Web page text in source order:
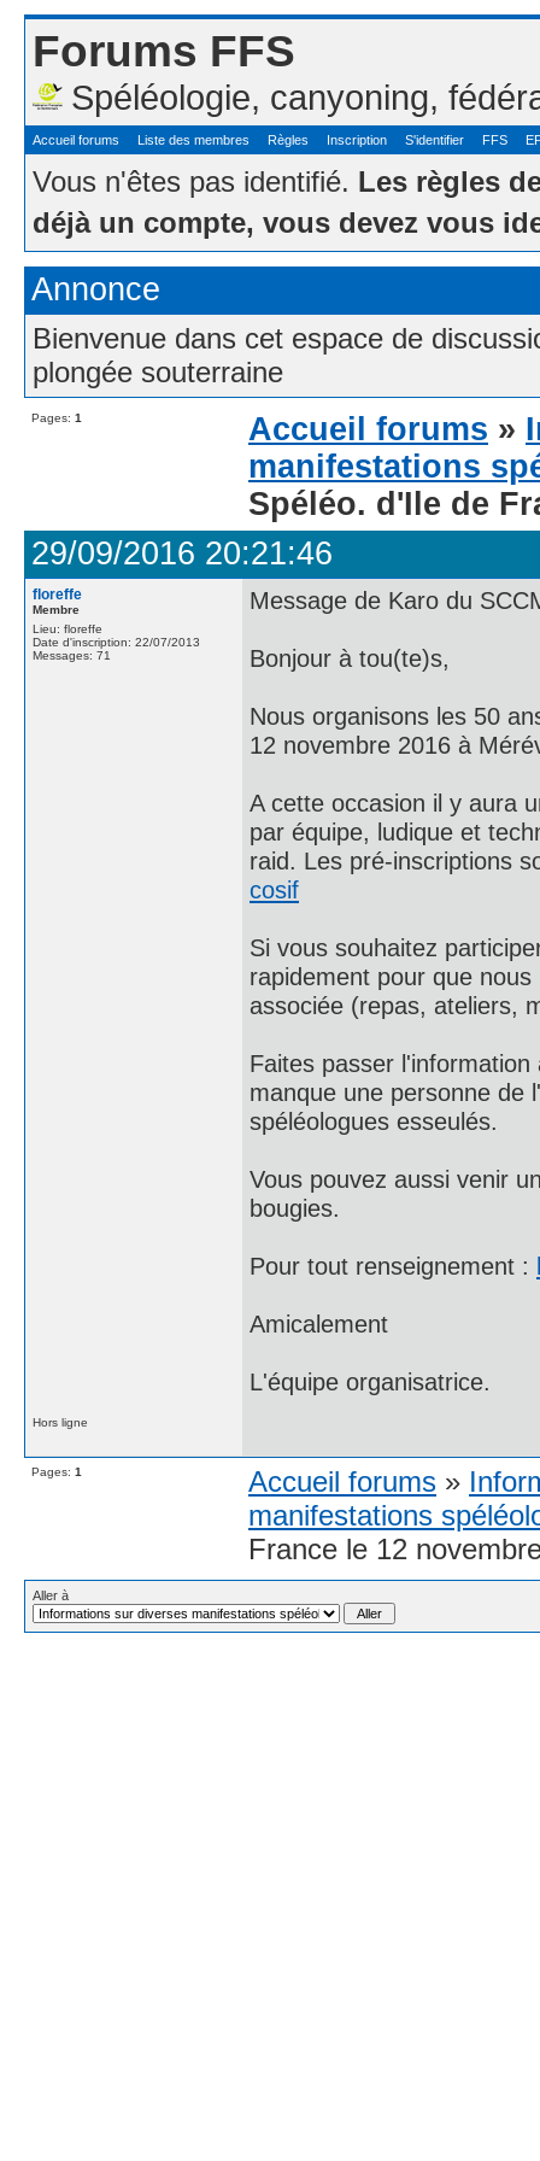
Forums FFS
Spéléologie, canyoning,
Accueil forums Liste des membres Règles Inscription S'identifier FFS
Vous n'êtes pas identifié. Les règles
déjà un compte, vous devez vous
Annonce
Bienvenue dans cet espace de
plongée souterraine
Pages: 1 Accueil forums »
manifestations
Spéléo. d'Ile de
29/09/2016 20:21:46
floreffe
Membre
Lieu: floreffe
Date d'inscription: 22/07/2013
Messages: 71
Message de Karo du
Bonjour à tou(te)s,
Nous organisons les 50
12 novembre 2016 à
A cette occasion il y aura
par équipe, ludique et
raid. Les pré-inscriptions
cosif
Si vous souhaitez
rapidement pour que
associée (repas, ateliers,
Faites passer
manque une personne de
spéléologues esseulés.
Vous pouvez aussi venir
bougies.
Pour tout renseignement :
Amicalement
L'équipe organisatrice.
Hors ligne
Pages: 1 Accueil forums »
manifestations
France le 12
Aller à